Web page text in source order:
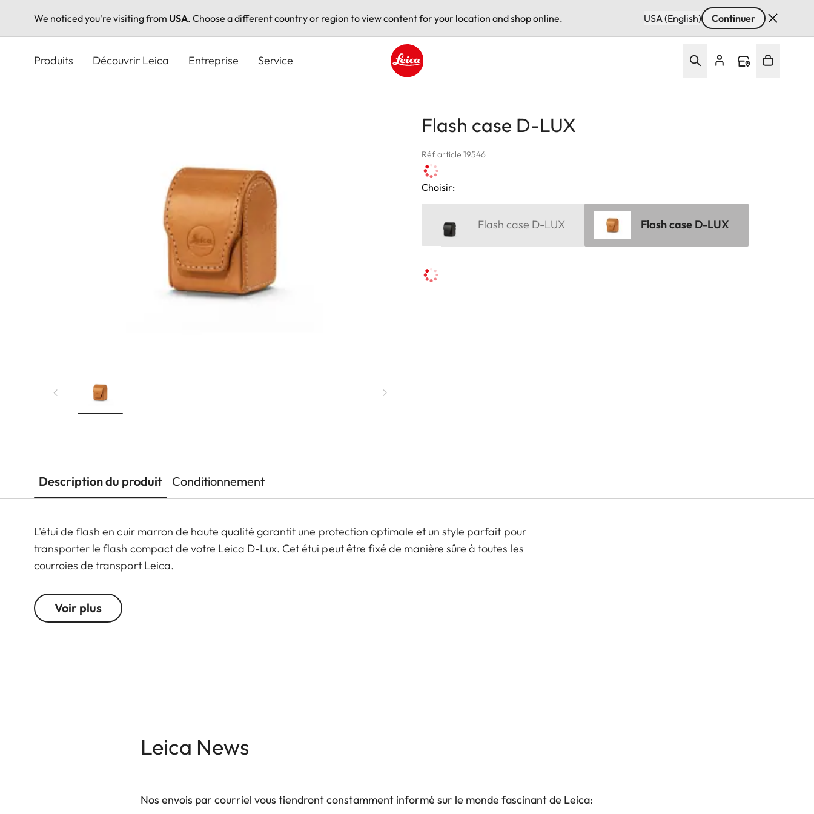
We noticed you're visiting from USA. Choose a different country or region to view content for your location and shop online. USA (English) Continuer
Produits Découvrir Leica Entreprise Service
Flash case D-LUX
Réf article 19546
Choisir:
Flash case D-LUX Flash case D-LUX
Description du produit Conditionnement
L'étui de flash en cuir marron de haute qualité garantit une protection optimale et un style parfait pour
transporter le flash compact de votre Leica D-Lux. Cet étui peut être fixé de manière sûre à toutes les
courroies de transport Leica.
Voir plus
Leica News
Nos envois par courriel vous tiendront constamment informé sur le monde fascinant de Leica: